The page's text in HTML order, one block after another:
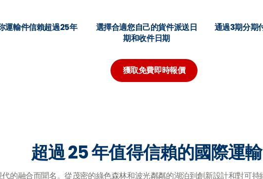
運輸件信賴超過25年
選擇合適您自己的貨件派送日
期和收件日期
通過3期分期
獲取免費即時報價
超過 25 年值得信賴的國際運輸
的融合而聞名。從茂密的綠色森林和波光粼粼的湖泊到創新設計和對可